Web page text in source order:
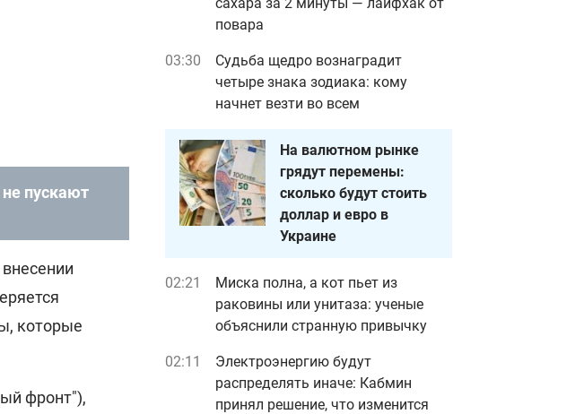
пускают
которые
фронт"),
повара
03:30
Судьба щедро вознаградит
четыре знака зодиака: кому
начнет везти во всем
На валютном рынке
грядут перемены:
сколько будут стоить
доллар и евро в
Украине
02:21
Миска полна, а кот пьет из
раковины или унитаза: ученые
объяснили странную привычку
02:11
Электроэнергию будут
распределять иначе: Кабмин
принял решение, что изменится